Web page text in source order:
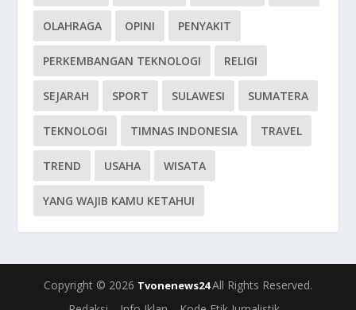
OLAHRAGA OPINI PENYAKIT
PERKEMBANGAN TEKNOLOGI RELIGI
SEJARAH SPORT SULAWESI SUMATERA
TEKNOLOGI TIMNAS INDONESIA TRAVEL
TREND USAHA WISATA
YANG WAJIB KAMU KETAHUI
Copyright © 2026 Tvonenews24All Rights Reserved.